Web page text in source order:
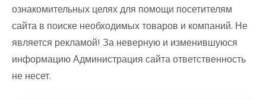
ознакомительных целях для помощи посетителям
сайта в поиске необходимых товаров и компаний. Не
является рекламой! За неверную и изменившуюся
информацию Администрация сайта ответственность
не несет.